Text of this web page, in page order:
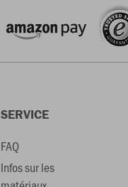
SERVICE
FAQ
Infos sur les